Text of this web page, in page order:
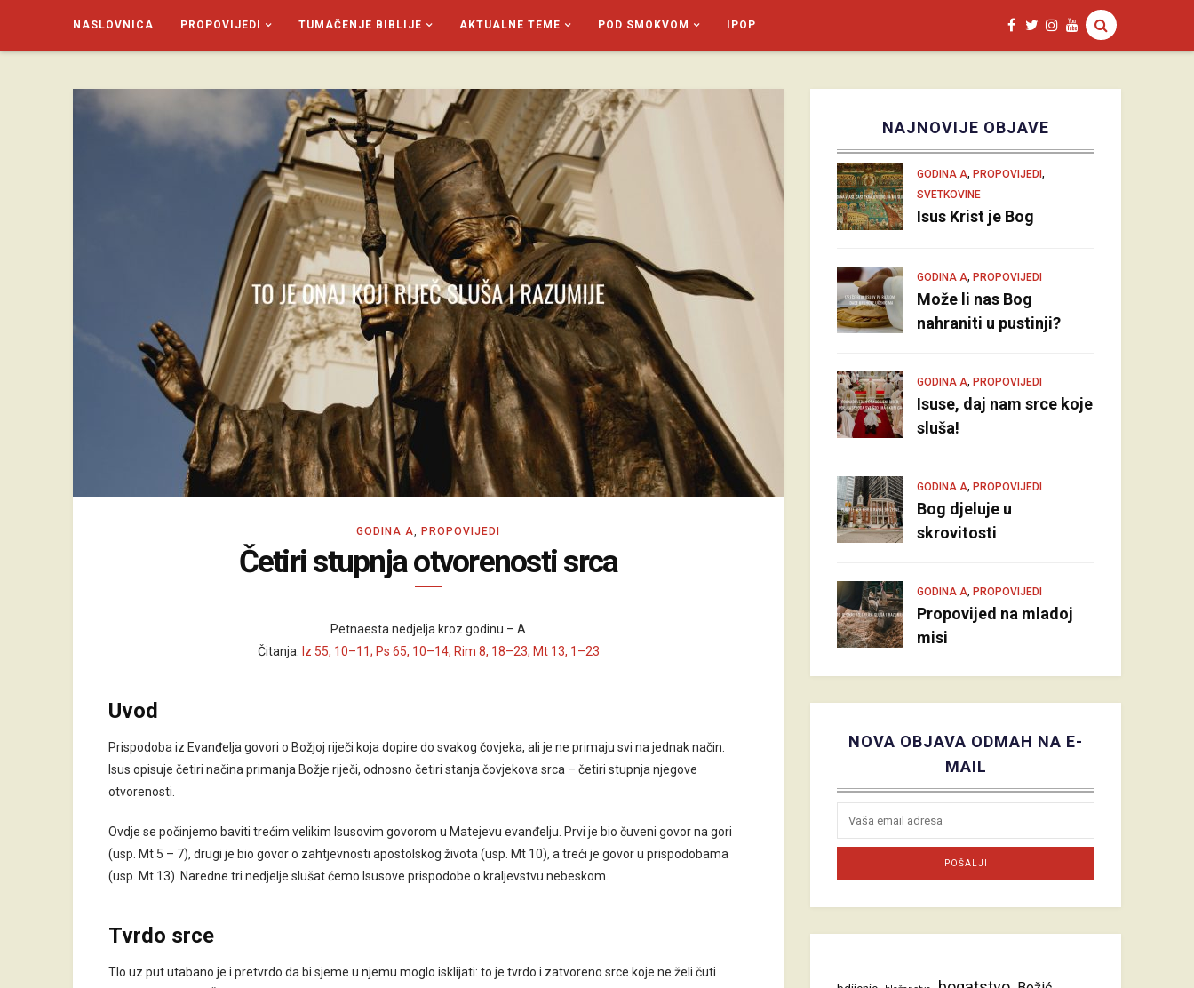
NASLOVNICA PROPOVIJEDI TUMAČENJE BIBLIJE AKTUALNE TEME POD SMOKVOM IPOP
SAGUD.XYZ
GODINA A, PROPOVIJEDI
Četiri stupnja otvorenosti srca
Petnaesta nedjelja kroz godinu – A
Čitanja: Iz 55, 10–11; Ps 65, 10–14; Rim 8, 18–23; Mt 13, 1–23
Uvod
Prispodoba iz Evanđelja govori o Božjoj riječi koja dopire do svakog čovjeka, ali je ne primaju svi na jednak način.
Isus opisuje četiri načina primanja Božje riječi, odnosno četiri stanja čovjekova srca – četiri stupnja njegove
otvorenosti.
Ovdje se počinjemo baviti trećim velikim Isusovim govorom u Matejevu evanđelju. Prvi je bio čuveni govor na gori
(usp. Mt 5 – 7), drugi je bio govor o zahtjevnosti apostolskog života (usp. Mt 10), a treći je govor u prispodobama
(usp. Mt 13). Naredne tri nedjelje slušat ćemo Isusove prispodobe o kraljevstvu nebeskom.
Tvrdo srce
Tlo uz put utabano je i pretvrdo da bi sjeme u njemu moglo isklijati: to je tvrdo i zatvoreno srce koje ne želi čuti
NAJNOVIJE OBJAVE
GODINA A, PROPOVIJEDI ,
SVETKOVINE
Isus Krist je Bog
GODINA A, PROPOVIJEDI
Može li nas Bog
nahraniti u pustinji?
GODINA A, PROPOVIJEDI
Isuse, daj nam srce koje
sluša!
GODINA A, PROPOVIJEDI
Bog djeluje u
skrovitosti
GODINA A, PROPOVIJEDI
Propovijed na mladoj
misi
NOVA OBJAVA ODMAH NA E-
MAIL